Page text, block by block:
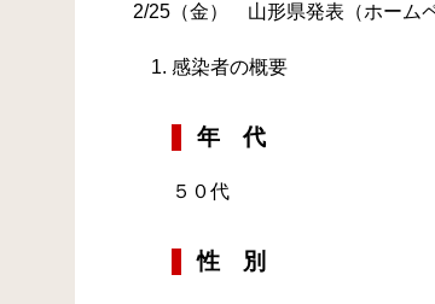
2/25（金） 山形県発表（ホーム
感染者の概要
年 代
５０代
性 別